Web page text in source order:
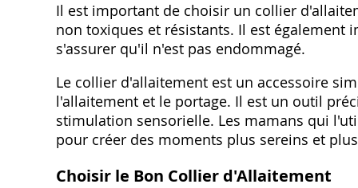
Il est important de choisir un collier
non toxiques et résistants. Il est
s'assurer qu'il n'est pas endommagé.
Le collier d'allaitement est un accessoire
l'allaitement et le portage. Il est un outil
stimulation sensorielle. Les mamans qui
pour créer des moments plus sereins et
Choisir le Bon Collier d'Allaitement